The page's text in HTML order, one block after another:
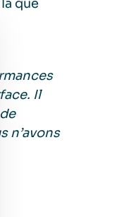
que
Il
n’avons